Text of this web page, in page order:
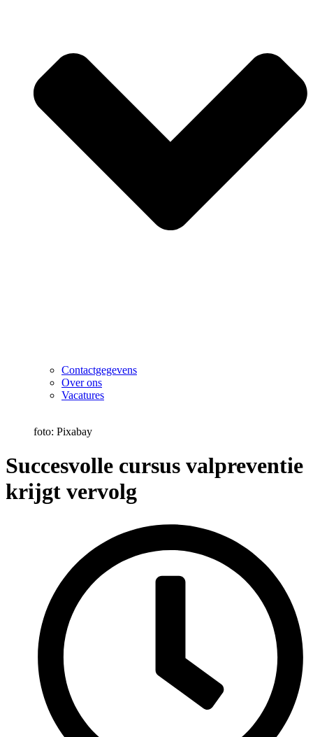
Contactgegevens
Over ons
Vacatures
foto: Pixabay
Succesvolle cursus valpreventie
krijgt vervolg